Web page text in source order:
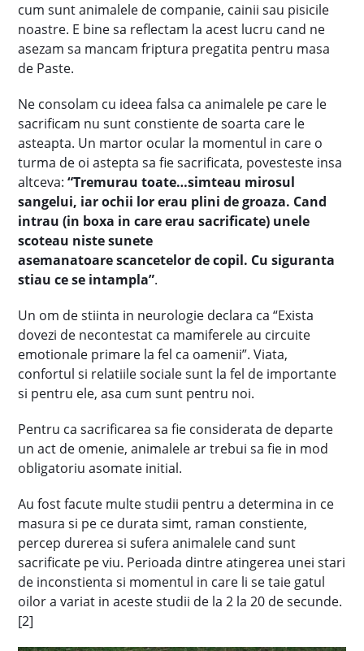
cum sunt animalele de companie, cainii sau pisicile
noastre. E bine sa reflectam la acest lucru cand ne
asezam sa mancam friptura pregatita pentru masa
de Paste.
Ne consolam cu ideea falsa ca animalele pe care le
sacrificam nu sunt constiente de soarta care le
asteapta. Un martor ocular la momentul in care o
turma de oi astepta sa fie sacrificata, povesteste insa
altceva:“Tremurau toate…simteau mirosul
sangelui, iar ochii lor erau plini de groaza. Cand
intrau (in boxa in care erau sacrificate) unele
scoteau niste sunete
asemanatoare scancetelor de copil. Cu siguranta
stiau ce se intampla”.
Un om de stiinta in neurologie declara ca “Exista
dovezi de necontestat ca mamiferele au circuite
emotionale primare la fel ca oamenii”. Viata,
confortul si relatiile sociale sunt la fel de importante
si pentru ele, asa cum sunt pentru noi.
Pentru ca sacrificarea sa fie considerata de departe
un act de omenie, animalele ar trebui sa fie in mod
obligatoriu asomate initial.
Au fost facute multe studii pentru a determina in ce
masura si pe ce durata simt, raman constiente,
percep durerea si sufera animalele cand sunt
sacrificate pe viu. Perioada dintre atingerea unei stari
de inconstienta si momentul in care li se taie gatul
oilor a variat in aceste studii de la 2 la 20 de secunde.
[2]